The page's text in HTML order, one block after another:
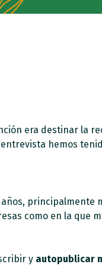
era destinar la
entrevista hemos
principalmente
como en la que
y autopublicar